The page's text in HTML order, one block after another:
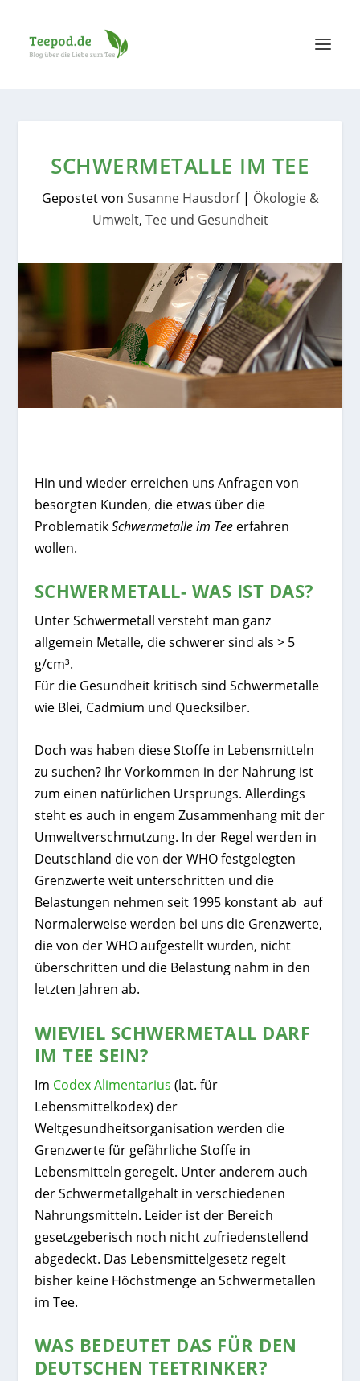
SCHWERMETALLE IM TEE
Gepostet von Susanne Hausdorf| Ökologie &
Umwelt, Tee und Gesundheit
Hin und wieder erreichen uns Anfragen von
besorgten Kunden, die etwas über die
ProblematikSchwermetalle im Teeerfahren
wollen.
SCHWERMETALL- WAS IST DAS?
Unter Schwermetall versteht man ganz
allgemein Metalle, die schwerer sind als > 5
g/cm³.
Für die Gesundheit kritisch sind Schwermetalle
wie Blei, Cadmium und Quecksilber.
Doch was haben diese Stoffe in Lebensmitteln
zu suchen? Ihr Vorkommen in der Nahrung ist
zum einen natürlichen Ursprungs. Allerdings
steht es auch in engem Zusammenhang mit der
Umweltverschmutzung. In der Regel werden in
Deutschland die von der WHO festgelegten
Grenzwerte weit unterschritten und die
Belastungen nehmen seit 1995 konstant ab auf
Normalerweise werden bei uns die Grenzwerte,
die von der WHO aufgestellt wurden, nicht
überschritten und die Belastung nahm in den
letzten Jahren ab.
WIEVIEL SCHWERMETALL DARF
IM TEE SEIN?
Im Codex Alimentarius (lat. für
Lebensmittelkodex) der
Weltgesundheitsorganisation werden die
Grenzwerte für gefährliche Stoffe in
Lebensmitteln geregelt. Unter anderem auch
der Schwermetallgehalt in verschiedenen
Nahrungsmitteln. Leider ist der Bereich
gesetzgeberisch noch nicht zufriedenstellend
abgedeckt. Das Lebensmittelgesetz regelt
bisher keine Höchstmenge an Schwermetallen
im Tee.
WAS BEDEUTET DAS FÜR DEN
DEUTSCHEN TEETRINKER?